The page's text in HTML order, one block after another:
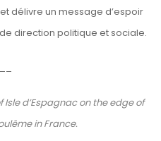
délivre un message d’espoir
direction politique et sociale.
d’Espagnac on the edge of
in France.